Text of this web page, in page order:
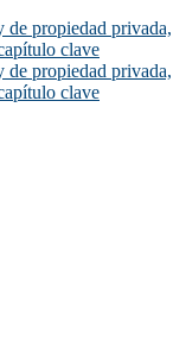
de propiedad privada,
clave
de propiedad privada,
clave